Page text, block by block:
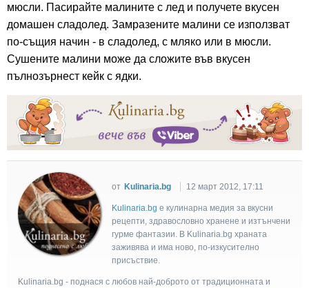
мюсли. Пасирайте малините с лед и получете вкусен
домашен сладолед. Замразените малини се използват
по-същия начин - в сладолед, с мляко или в мюсли.
Сушените малини може да сложите във вкусен
пълнозърнест кейк с ядки.
от Kulinaria.bg 12 март 2012, 17:11
Kulinaria.bg e кулинарна медия за вкусни
рецепти, здравословно хранене и изтънчени
гурме фантазии. В Kulinaria.bg храната
заживява и има ново, по-изкусително
присъствие.
Kulinaria.bg - поднася с любов най-доброто от традиционната и